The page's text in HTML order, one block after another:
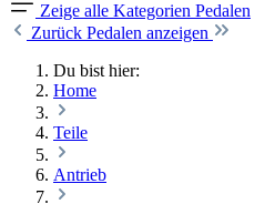
Zeige alle Kategorien Pedalen
Zurück Pedalen anzeigen
Du bist hier:
Home
Teile
Antrieb